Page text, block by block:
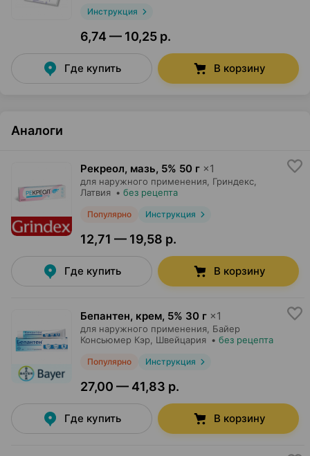
Инструкция
6,74 — 10,25 р.
Где купить В корзину
Аналоги
Рекреол, мазь, 5% 50 г ×1
для наружного применения, Гриндекс,
Латвия • без рецепта
Популярно Инструкция
12,71 — 19,58 р.
Где купить В корзину
Бепантен, крем, 5% 30 г ×1
для наружного применения, Байер
Консьюмер Кэр, Швейцария • без рецепта
Популярно Инструкция
27,00 — 41,83 р.
Где купить В корзину